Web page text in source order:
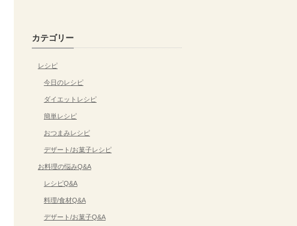
カテゴリー
レシピ
今日のレシピ
ダイエットレシピ
簡単レシピ
おつまみレシピ
デザート/お菓子レシピ
お料理の悩みQ&A
レシピQ&A
料理/食材Q&A
デザート/お菓子Q&A